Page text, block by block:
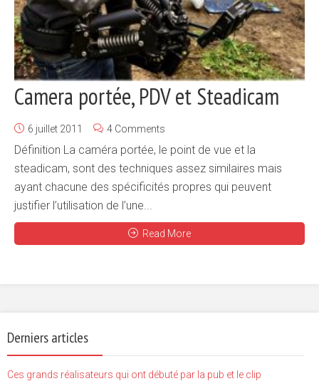
Camera portée, PDV et Steadicam
6 juillet 2011 4 Comments
Définition La caméra portée, le point de vue et la
steadicam, sont des techniques assez similaires mais
ayant chacune des spécificités propres qui peuvent
justifier l’utilisation de l’une...
Read More
Derniers articles
Ces grands réalisateurs qui ont débuté par la pub et le clip